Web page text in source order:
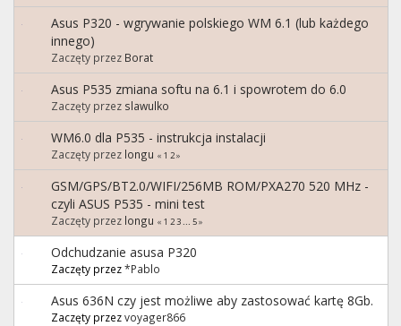
Asus P320 - wgrywanie polskiego WM 6.1 (lub każdego
innego)
Zaczęty przez Borat
Asus P535 zmiana softu na 6.1 i spowrotem do 6.0
Zaczęty przez slawulko
WM6.0 dla P535 - instrukcja instalacji
Zaczęty przez longu « 1 2»
GSM/GPS/BT2.0/WIFI/256MB ROM/PXA270 520 MHz -
czyli ASUS P535 - mini test
Zaczęty przez longu « 1 23... 5»
Odchudzanie asusa P320
Zaczęty przez*Pablo
Asus 636N czy jest możliwe aby zastosować kartę 8Gb.
Zaczęty przezvoyager866